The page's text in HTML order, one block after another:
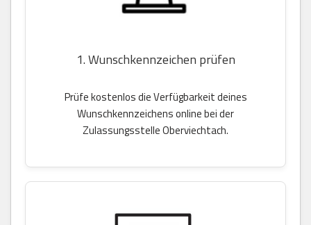
1. Wunschkennzeichen prüfen
Prüfe kostenlos die Verfügbarkeit deines
Wunschkennzeichens online bei der
Zulassungsstelle Oberviechtach.